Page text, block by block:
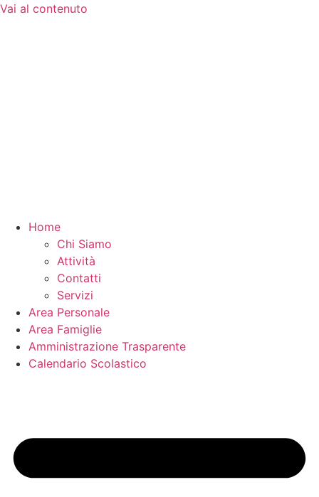
Vai al contenuto
Home
Chi Siamo
Attività
Contatti
Servizi
Area Personale
Area Famiglie
Amministrazione Trasparente
Calendario Scolastico